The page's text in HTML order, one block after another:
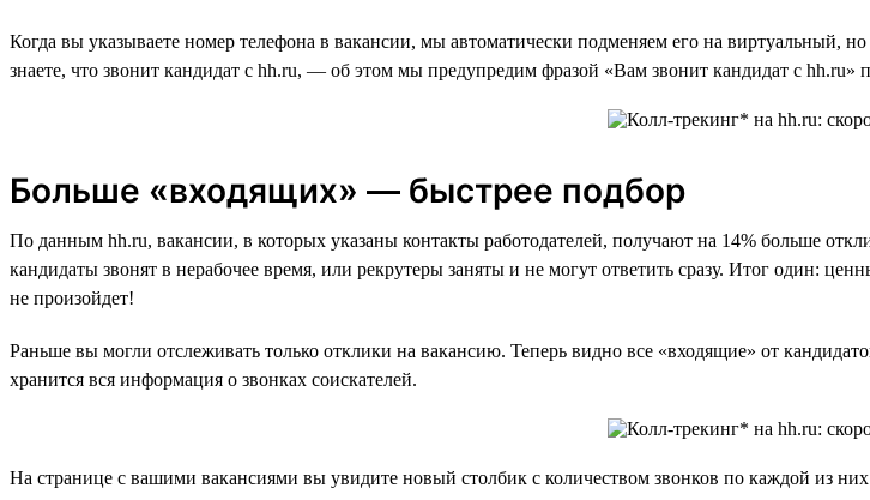
Когда вы указываете номер телефона в вакансии, мы автоматически подменяем его на виртуальный,
знаете, что звонит кандидат с hh.ru, — об этом мы предупредим фразой «Вам звонит кандидат с hh.ru»
Больше «входящих» — быстрее подбор
По данным hh.ru, вакансии, в которых указаны контакты работодателей, получают на 14% больше
кандидаты звонят в нерабочее время, или рекрутеры заняты и не могут ответить сразу. Итог один:
не произойдет!
Раньше вы могли отслеживать только отклики на вакансию. Теперь видно все «входящие» от
хранится вся информация о звонках соискателей.
На странице с вашими вакансиями вы увидите новый столбик с количеством звонков по каждой из